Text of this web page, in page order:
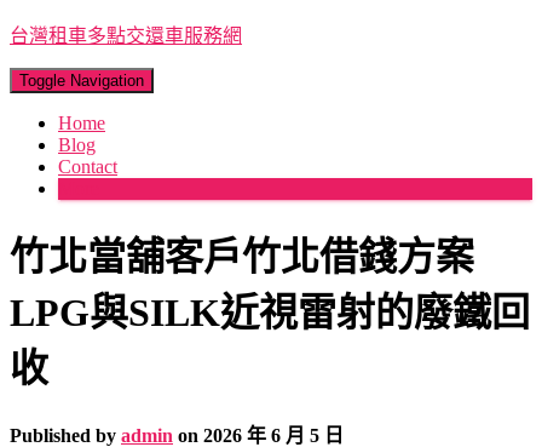
台灣租車多點交還車服務網
Toggle Navigation
Home
Blog
Contact
竹北當舖客戶竹北借錢方案
LPG與SILK近視雷射的廢鐵回
收
Published by admin on 2026 年 6 月 5 日